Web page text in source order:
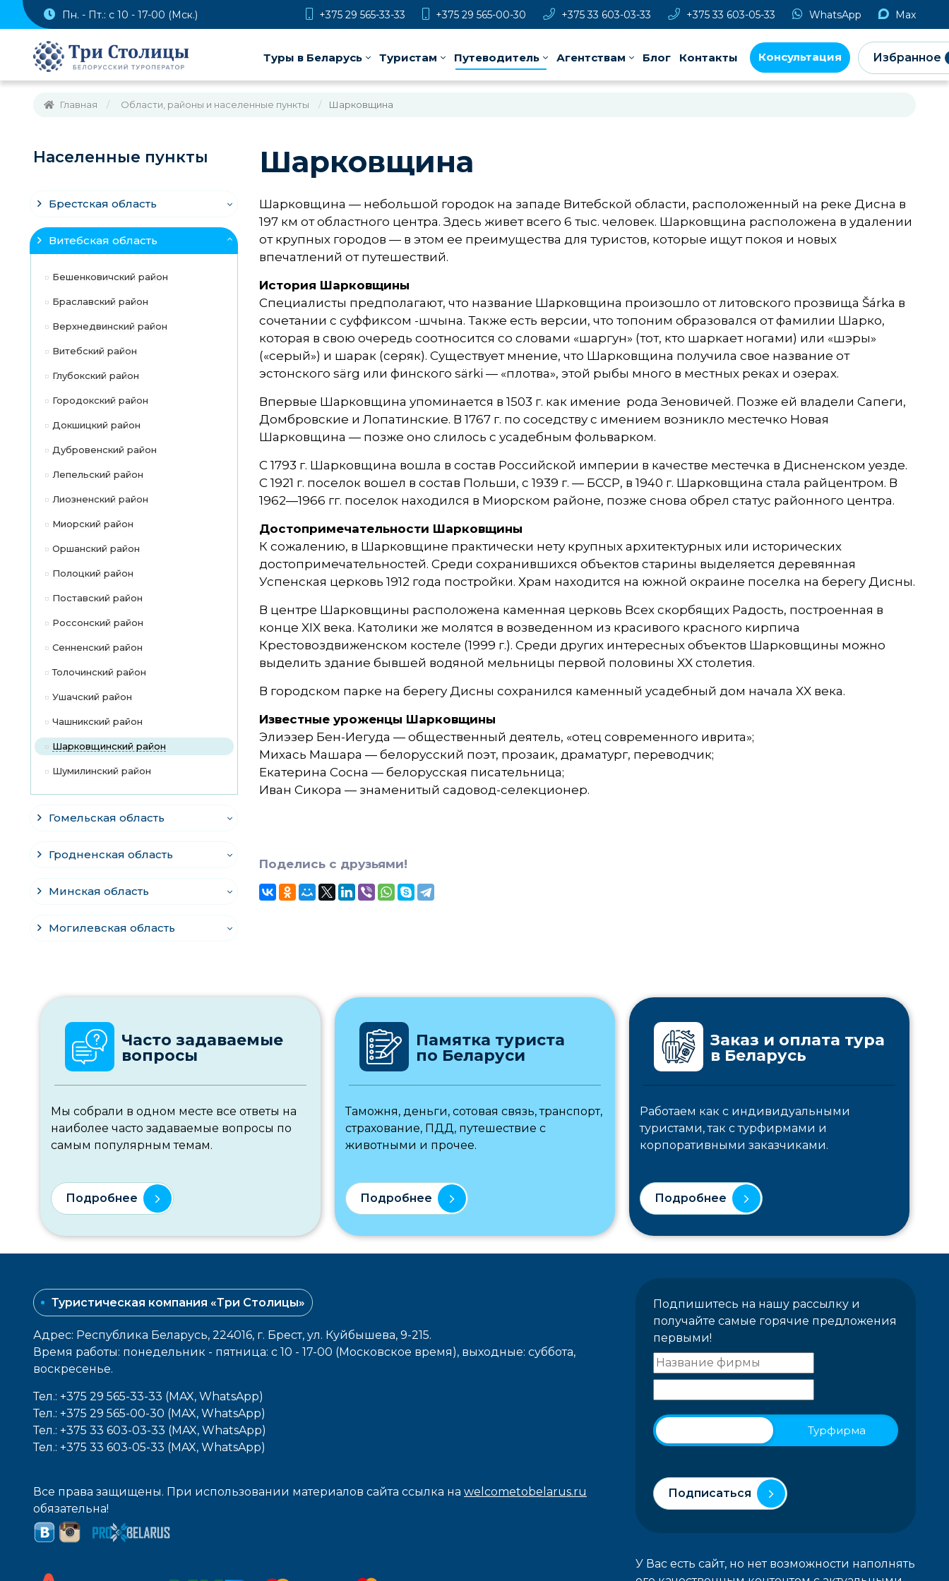
Пн. - Пт.: с 10 - 17-00 (Мск.) +375 29 565-33-33 +375 29 565-00-30 +375 33 603-03-33 +375 33 603-05-33 WhatsApp Max
Туры в Беларусь Туристам Путеводитель Агентствам Блог Контакты Консультация Избранное
Главная Области, районы и населенные пункты Шарковщина
Населенные пункты
Брестская область
Витебская область
Бешенковичский район
Браславский район
Верхнедвинский район
Витебский район
Глубокский район
Городокский район
Докшицкий район
Дубровенский район
Лепельский район
Лиозненский район
Миорский район
Оршанский район
Полоцкий район
Поставский район
Россонский район
Сенненский район
Толочинский район
Ушачский район
Чашникский район
Шарковщинский район
Шумилинский район
Гомельская область
Гродненская область
Минская область
Могилевская область
Шарковщина
Шарковщина — небольшой городок на западе Витебской области, расположенный на реке Дисна в
197 км от областного центра. Здесь живет всего 6 тыс. человек. Шарковщина расположена в удалении
от крупных городов — в этом ее преимущества для туристов, которые ищут покоя и новых
впечатлений от путешествий.
История Шарковщины
Специалисты предполагают, что название Шарковщина произошло от литовского прозвища Šárka в
сочетании с суффиксом -шчына. Также есть версии, что топоним образовался от фамилии Шарко,
которая в свою очередь соотносится со словами «шаргун» (тот, кто шаркает ногами) или «шэры»
(«серый») и шарак (серяк). Существует мнение, что Шарковщина получила свое название от
эстонского särg или финского särki — «плотва», этой рыбы много в местных реках и озерах.
Впервые Шарковщина упоминается в 1503 г. как имение рода Зеновичей. Позже ей владели Сапеги,
Домбровские и Лопатинские. В 1767 г. по соседству с имением возникло местечко Новая
Шарковщина — позже оно слилось с усадебным фольварком.
С 1793 г. Шарковщина вошла в состав Российской империи в качестве местечка в Дисненском уезде.
С 1921 г. поселок вошел в состав Польши, с 1939 г. — БССР, в 1940 г. Шарковщина стала райцентром. В
1962—1966 гг. поселок находился в Миорском районе, позже снова обрел статус районного центра.
Достопримечательности Шарковщины
К сожалению, в Шарковщине практически нету крупных архитектурных или исторических
достопримечательностей. Среди сохранившихся объектов старины выделяется деревянная
Успенская церковь 1912 года постройки. Храм находится на южной окраине поселка на берегу Дисны.
В центре Шарковщины расположена каменная церковь Всех скорбящих Радость, построенная в
конце XIX века. Католики же молятся в возведенном из красивого красного кирпича
Крестовоздвиженском костеле (1999 г.). Среди других интересных объектов Шарковщины можно
выделить здание бывшей водяной мельницы первой половины XX столетия.
В городском парке на берегу Дисны сохранился каменный усадебный дом начала XX века.
Известные уроженцы Шарковщины
Элиэзер Бен-Иегуда — общественный деятель, «отец современного иврита»;
Михась Машара — белорусский поэт, прозаик, драматург, переводчик;
Екатерина Сосна — белорусская писательница;
Иван Сикора — знаменитый садовод-селекционер.
Поделись с друзьями!
Часто задаваемые
вопросы
Мы собрали в одном месте все ответы на
наиболее часто задаваемые вопросы по
самым популярным темам.
Подробнее
Памятка туриста
по Беларуси
Таможня, деньги, сотовая связь, транспорт,
страхование, ПДД, путешествие с
животными и прочее.
Подробнее
Заказ и оплата тура
в Беларусь
Работаем как с индивидуальными
туристами, так с турфирмами и
корпоративными заказчиками.
Подробнее
Туристическая компания «Три Столицы»
Адрес: Республика Беларусь, 224016, г. Брест, ул. Куйбышева, 9-215.
Время работы: понедельник - пятница: с 10 - 17-00 (Московское время), выходные: cуббота,
воcкресенье.
Тел.: +375 29 565-33-33 (MAX, WhatsApp)
Тел.: +375 29 565-00-30 (MAX, WhatsApp)
Тел.: +375 33 603-03-33 (MAX, WhatsApp)
Тел.: +375 33 603-05-33 (MAX, WhatsApp)
Все права защищены. При использовании материалов сайта ссылка на welcometobelarus.ru
обязательна!
Подпишитесь на нашу рассылку и
получайте самые горячие предложения
первыми!
Турфирма
Подписаться
У Вас есть сайт, но нет возможности наполнять